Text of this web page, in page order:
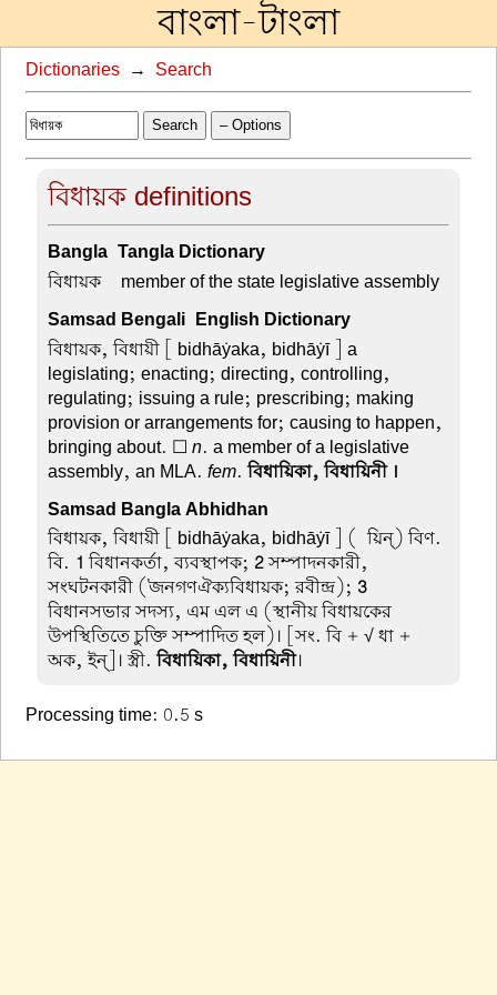
বাংলা-টাংলা
Dictionaries → Search
Search – Options
বিধায়ক definitions
Bangla-Tangla Dictionary
বিধায়ক – member of the state legislative assembly
Samsad Bengali-English Dictionary
বিধায়ক, বিধায়ী [ bidhāẏaka, bidhāẏī ] a
legislating; enacting; directing, controlling,
regulating; issuing a rule; prescribing; making
provision or arrangements for; causing to happen,
bringing about. ☐n. a member of a legislative
assembly, an MLA.fem.বিধায়িকা, বিধায়িনী ।
Samsad Bangla Abhidhan
বিধায়ক, বিধায়ী [ bidhāẏaka, bidhāẏī ] (-য়িন্) বিণ.
বি. 1 বিধানকর্তা, ব্যবস্থাপক; 2সম্পাদনকারী,
সংঘটনকারী ('জনগণঐক্যবিধায়ক; রবীন্দ্র); 3
বিধানসভার সদস্য, এম এল এ (স্থানীয় বিধায়কের
উপস্থিতিতে চুক্তি সম্পাদিত হল)। [সং. বি + √ ধা +
অক, ইন্]। স্ত্রী.বিধায়িকা, বিধায়িনী।
Processing time: 0.5 s